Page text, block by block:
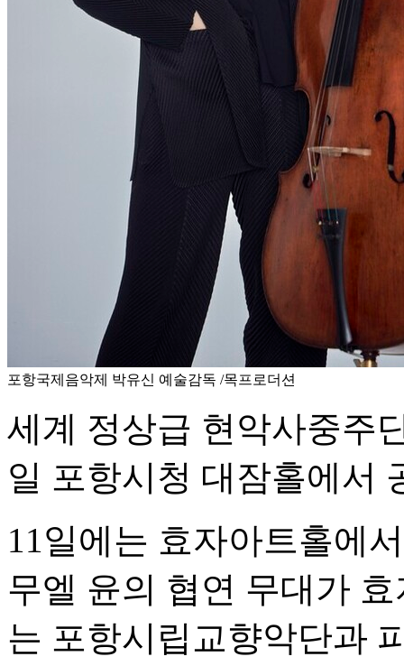
포항국제음악제 박유신 예술감독 /목프로더션
세계 정상급 현악사중주
일 포항시청 대잠홀에서
11일에는 효자아트홀에
무엘 윤의 협연 무대가
는 포항시립교향악단과